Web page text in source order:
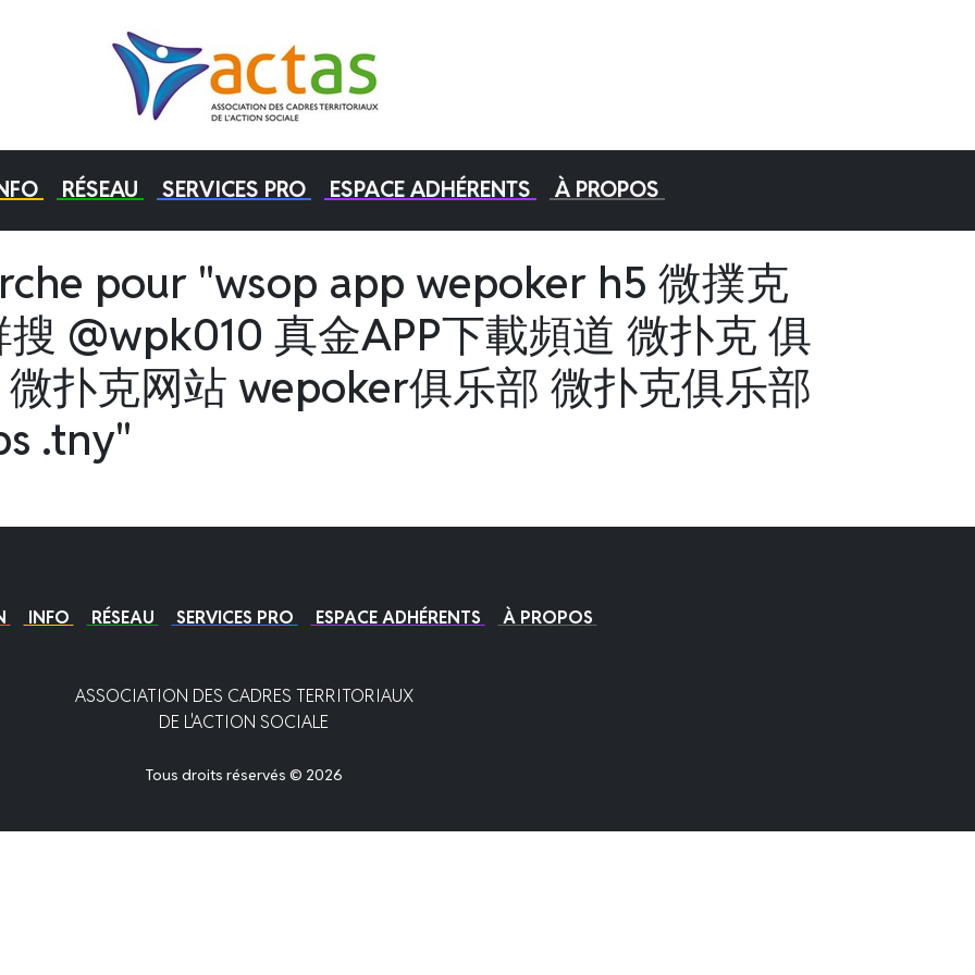
RÉSEAU SERVICES PRO ESPACE ADHÉRENTS À PROPOS
pour "wsop app wepoker h5 微撲克
@wpk010 真金APP下載頻道 微扑克 俱
扑克网站 wepoker俱乐部 微扑克俱乐部
.tny"
INFO RÉSEAU SERVICES PRO ESPACE ADHÉRENTS À PROPOS
ASSOCIATION DES CADRES TERRITORIAUX
DE L'ACTION SOCIALE
Tous droits réservés © 2026